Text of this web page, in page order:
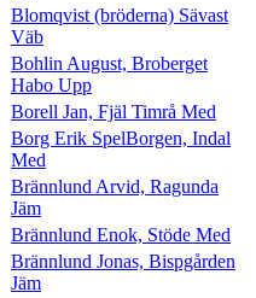
Blomqvist (bröderna) Sävast
Väb
Bohlin August, Broberget
Habo Upp
Borell Jan, Fjäl Timrå Med
Borg Erik SpelBorgen, Indal
Med
Brännlund Arvid, Ragunda
Jäm
Brännlund Enok, Stöde Med
Brännlund Jonas, Bispgården
Jäm